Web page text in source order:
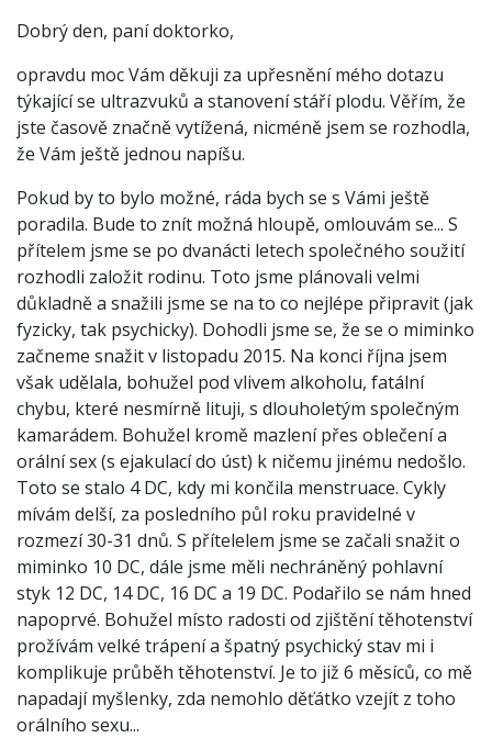
Dobrý den, paní doktorko,
opravdu moc Vám děkuji za upřesnění mého dotazu
týkající se ultrazvuků a stanovení stáří plodu. Věřím, že
jste časově značně vytížená, nicméně jsem se rozhodla,
že Vám ještě jednou napíšu.
Pokud by to bylo možné, ráda bych se s Vámi ještě
poradila. Bude to znít možná hloupě, omlouvám se... S
přítelem jsme se po dvanácti letech společného soužití
rozhodli založit rodinu. Toto jsme plánovali velmi
důkladně a snažili jsme se na to co nejlépe připravit (jak
fyzicky, tak psychicky). Dohodli jsme se, že se o miminko
začneme snažit v listopadu 2015. Na konci října jsem
však udělala, bohužel pod vlivem alkoholu, fatální
chybu, které nesmírně lituji, s dlouholetým společným
kamarádem. Bohužel kromě mazlení přes oblečení a
orální sex (s ejakulací do úst) k ničemu jinému nedošlo.
Toto se stalo 4 DC, kdy mi končila menstruace. Cykly
mívám delší, za posledního půl roku pravidelné v
rozmezí 30-31 dnů. S přítelelem jsme se začali snažit o
miminko 10 DC, dále jsme měli nechráněný pohlavní
styk 12 DC, 14 DC, 16 DC a 19 DC. Podařilo se nám hned
napoprvé. Bohužel místo radosti od zjištění těhotenství
prožívám velké trápení a špatný psychický stav mi i
komplikuje průběh těhotenství. Je to již 6 měsíců, co mě
napadají myšlenky, zda nemohlo děťátko vzejít z toho
orálního sexu...